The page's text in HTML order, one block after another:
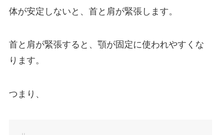
体が安定しないと、首と肩が緊張します。
首と肩が緊張すると、顎が固定に使われやすくな
ります。
つまり、